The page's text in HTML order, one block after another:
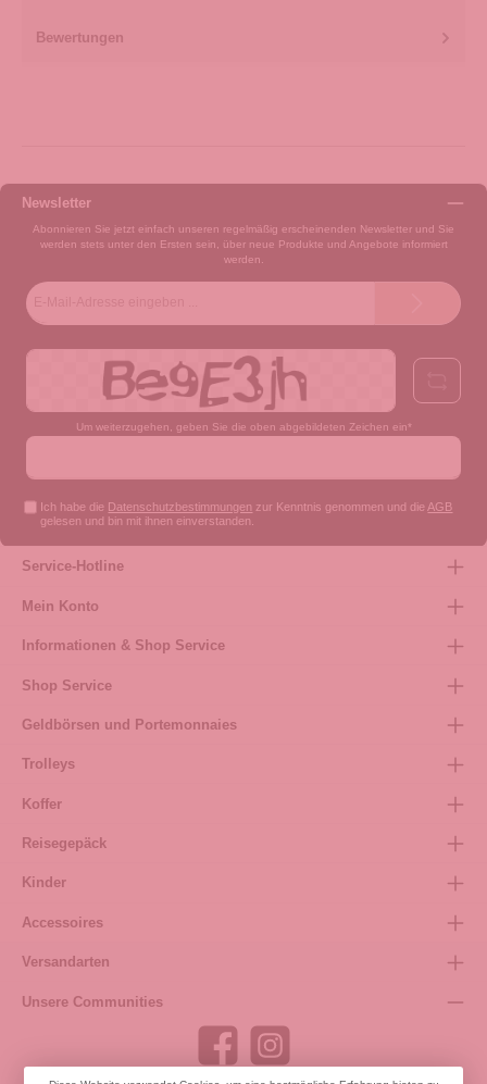
Bewertungen
Newsletter
Abonnieren Sie jetzt einfach unseren regelmäßig erscheinenden Newsletter und Sie
werden stets unter den Ersten sein, über neue Produkte und Angebote informiert
werden.
Um weiterzugehen, geben Sie die oben abgebildeten Zeichen ein*
Ich habe die Datenschutzbestimmungen zur Kenntnis genommen und die AGB
gelesen und bin mit ihnen einverstanden.
Service-Hotline
Mein Konto
Informationen & Shop Service
Shop Service
Geldbörsen und Portemonnaies
Trolleys
Koffer
Reisegepäck
Kinder
Accessoires
Versandarten
Unsere Communities